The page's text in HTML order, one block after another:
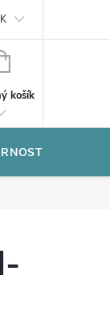
NÁKUPNÍ
košík